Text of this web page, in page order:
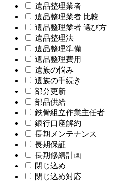
遺品整理業者
遺品整理業者 比較
遺品整理業者 選び方
遺品整理法
遺品整理準備
遺品整理費用
遺族の悩み
遺族の手続き
部分更新
部品供給
鉄骨組立作業主任者
銀行口座解約
長期メンテナンス
長期保証
長期修繕計画
閉じ込め
閉じ込め対応